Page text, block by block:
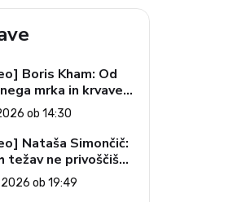
Boris Kham: Od
mrka in krvave
slovenskih
v vesolju (Vroča
2. 8. 2026)
ob 14:30
Nataša Simončič:
težav ne privoščiš
(Vroča tema, 30.
2026 ob 19:49